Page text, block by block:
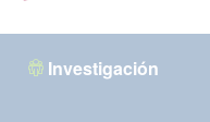
Investigación